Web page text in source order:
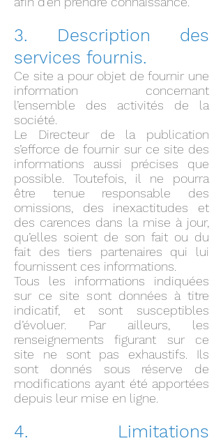
3. Description des
services fournis.
Ce site a pour objet de fournir une
information concernant
l’ensemble des activités de la
société.
Le Directeur de la publication
s’efforce de fournir sur ce site des
informations aussi précises que
possible. Toutefois, il ne pourra
être tenue responsable des
omissions, des inexactitudes et
des carences dans la mise à jour,
qu’elles soient de son fait ou du
fait des tiers partenaires qui lui
fournissent ces informations.
Tous les informations indiquées
sur ce site sont données à titre
indicatif, et sont susceptibles
d’évoluer. Par ailleurs, les
renseignements figurant sur ce
site ne sont pas exhaustifs. Ils
sont donnés sous réserve de
modifications ayant été apportées
depuis leur mise en ligne.
4. Limitations